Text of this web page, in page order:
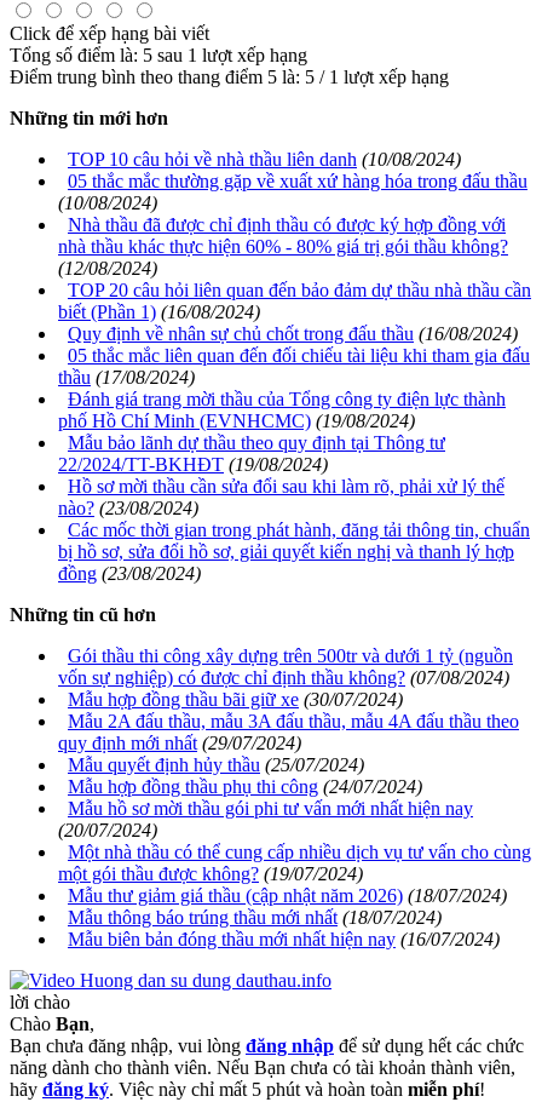
Click để xếp hạng bài viết
Tổng số điểm là: 5 sau 1 lượt xếp hạng
Điểm trung bình theo thang điểm 5 là: 5 / 1 lượt xếp hạng
Những tin mới hơn
TOP 10 câu hỏi về nhà thầu liên danh (10/08/2024)
05 thắc mắc thường gặp về xuất xứ hàng hóa trong đấu thầu
(10/08/2024)
Nhà thầu đã được chỉ định thầu có được ký hợp đồng với
nhà thầu khác thực hiện 60% - 80% giá trị gói thầu không?
(12/08/2024)
TOP 20 câu hỏi liên quan đến bảo đảm dự thầu nhà thầu cần
biết (Phần 1) (16/08/2024)
Quy định về nhân sự chủ chốt trong đấu thầu (16/08/2024)
05 thắc mắc liên quan đến đối chiếu tài liệu khi tham gia đấu
thầu (17/08/2024)
Đánh giá trang mời thầu của Tổng công ty điện lực thành
phố Hồ Chí Minh (EVNHCMC) (19/08/2024)
Mẫu bảo lãnh dự thầu theo quy định tại Thông tư
22/2024/TT-BKHĐT (19/08/2024)
Hồ sơ mời thầu cần sửa đổi sau khi làm rõ, phải xử lý thế
nào? (23/08/2024)
Các mốc thời gian trong phát hành, đăng tải thông tin, chuẩn
bị hồ sơ, sửa đổi hồ sơ, giải quyết kiến nghị và thanh lý hợp
đồng (23/08/2024)
Những tin cũ hơn
Gói thầu thi công xây dựng trên 500tr và dưới 1 tỷ (nguồn
vốn sự nghiệp) có được chỉ định thầu không? (07/08/2024)
Mẫu hợp đồng thầu bãi giữ xe (30/07/2024)
Mẫu 2A đấu thầu, mẫu 3A đấu thầu, mẫu 4A đấu thầu theo
quy định mới nhất (29/07/2024)
Mẫu quyết định hủy thầu (25/07/2024)
Mẫu hợp đồng thầu phụ thi công (24/07/2024)
Mẫu hồ sơ mời thầu gói phi tư vấn mới nhất hiện nay
(20/07/2024)
Một nhà thầu có thể cung cấp nhiều dịch vụ tư vấn cho cùng
một gói thầu được không? (19/07/2024)
Mẫu thư giảm giá thầu (cập nhật năm 2026) (18/07/2024)
Mẫu thông báo trúng thầu mới nhất (18/07/2024)
Mẫu biên bản đóng thầu mới nhất hiện nay (16/07/2024)
lời chào
Chào Bạn,
Bạn chưa đăng nhập, vui lòng đăng nhập để sử dụng hết các chức
năng dành cho thành viên. Nếu Bạn chưa có tài khoản thành viên,
hãy đăng ký. Việc này chỉ mất 5 phút và hoàn toàn miễn phí!